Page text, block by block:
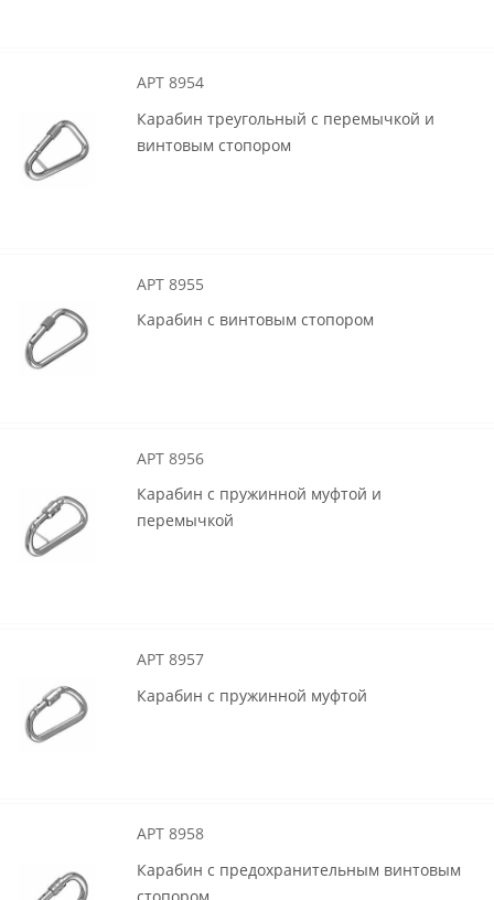
АРТ 8954
Карабин треугольный с перемычкой и
винтовым стопором
АРТ 8955
Карабин с винтовым стопором
АРТ 8956
Карабин с пружинной муфтой и
перемычкой
АРТ 8957
Карабин с пружинной муфтой
АРТ 8958
Карабин с предохранительным винтовым